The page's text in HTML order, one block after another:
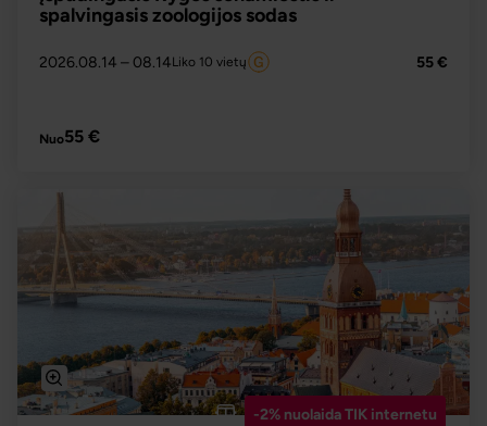
spalvingasis zoologijos sodas
2026.08.14 – 08.14Liko 10 vietų 55 €
Nuo55 €
-2% nuolaida TIK internetu